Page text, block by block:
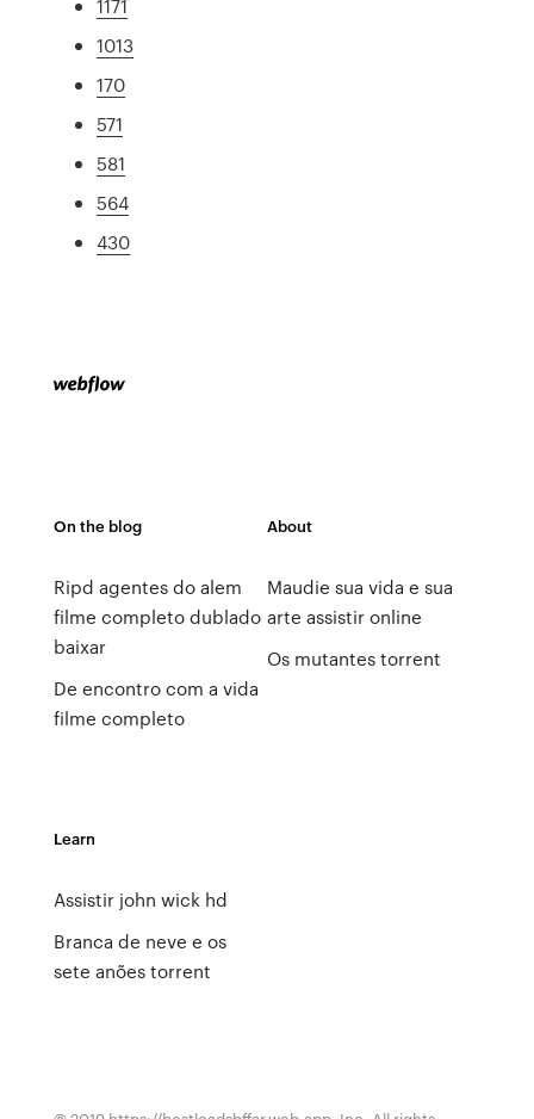
1171
1013
170
571
581
564
430
On the blog
Ripd agentes do alem
filme completo dublado
baixar
De encontro com a vida
filme completo
About
Maudie sua vida e sua
arte assistir online
Os mutantes torrent
Learn
Assistir john wick hd
Branca de neve e os
sete anões torrent